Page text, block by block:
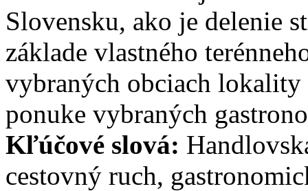
Slovensku, ako je delenie
základe vlastného
vybraných obciach
ponuke vybraných
Kľúčové slová:
cestovný ruch,